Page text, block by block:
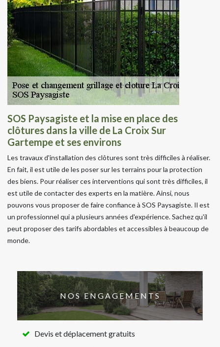
SOS Paysagiste et la mise en place des
clôtures dans la ville de La Croix Sur
Gartempe et ses environs
Les travaux d'installation des clôtures sont très difficiles à réaliser.
En fait, il est utile de les poser sur les terrains pour la protection
des biens. Pour réaliser ces interventions qui sont très difficiles, il
est utile de contacter des experts en la matière. Ainsi, nous
pouvons vous proposer de faire confiance à SOS Paysagiste. Il est
un professionnel qui a plusieurs années d'expérience. Sachez qu'il
peut proposer des tarifs abordables et accessibles à beaucoup de
monde.
NOS ENGAGEMENTS
Devis et déplacement gratuits